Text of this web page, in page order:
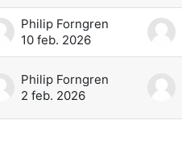
Philip Forngren
10 feb. 2026
Philip Forngren
2 feb. 2026